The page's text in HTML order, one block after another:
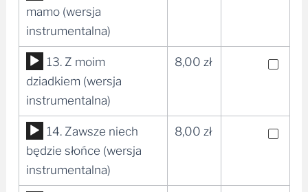
plików
dźwiękowych
mamo (wersja
instrumentalna)
Odtwarzacz
plików
dźwiękowych
13. Z moim
dziadkiem (wersja
instrumentalna)
8,00 zł
Odtwarzacz
plików
dźwiękowych
14. Zawsze niech
będzie słońce (wersja
instrumentalna)
8,00 zł